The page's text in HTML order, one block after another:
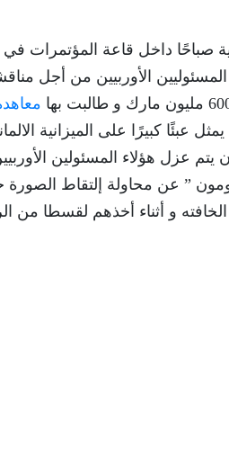
صباحًا داخل قاعة المؤتمرات
عبئًا كبيرًا على الميزانية
يتم عزل هؤلاء المسئولين
” عن محاولة إلتقاط
و أثناء أخذهم لقسطا من